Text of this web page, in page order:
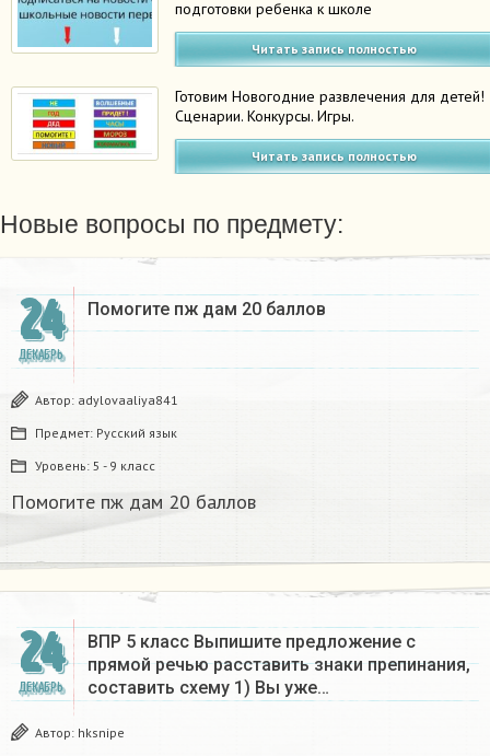
подготовки ребенка к школе
Читать запись полностью
Готовим Новогодние развлечения для детей!
Сценарии. Конкурсы. Игры.
Читать запись полностью
Новые вопросы по предмету:
24
ДЕКАБРЬ
Помогите пж дам 20 баллов ​
Автор: adylovaaliya841
Предмет: Русский язык
Уровень: 5 - 9 класс
Помогите пж дам 20 баллов ​
24
ДЕКАБРЬ
ВПР 5 класс Выпишите предложение с
прямой речью расставить знаки препинания,
составить схему 1) Вы уже…
Автор: hksnipe